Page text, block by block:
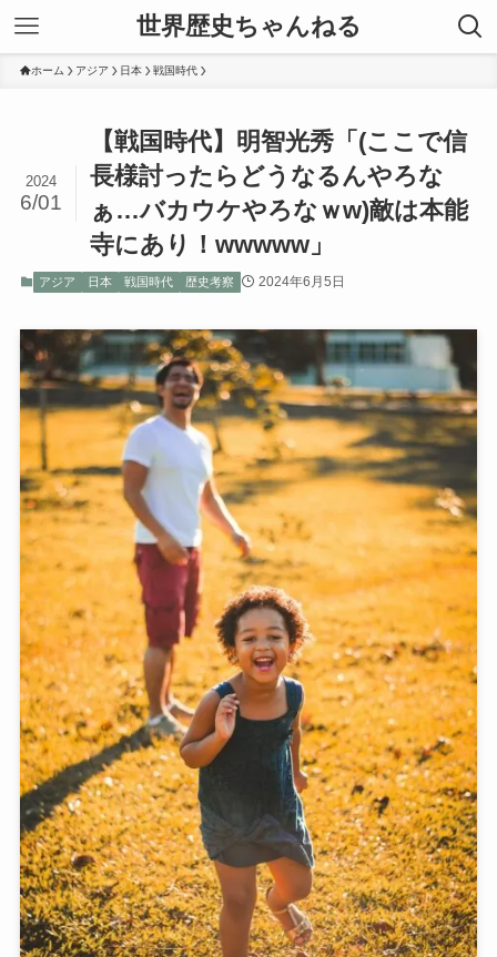
世界歴史ちゃんねる
ホーム アジア 日本 戦国時代
【戦国時代】明智光秀「(ここで信
長様討ったらどうなるんやろな
ぁ…バカウケやろなｗw)敵は本能
寺にあり！wwwww」
2024
6/01
アジア 日本 戦国時代 歴史考察 2024年6月5日